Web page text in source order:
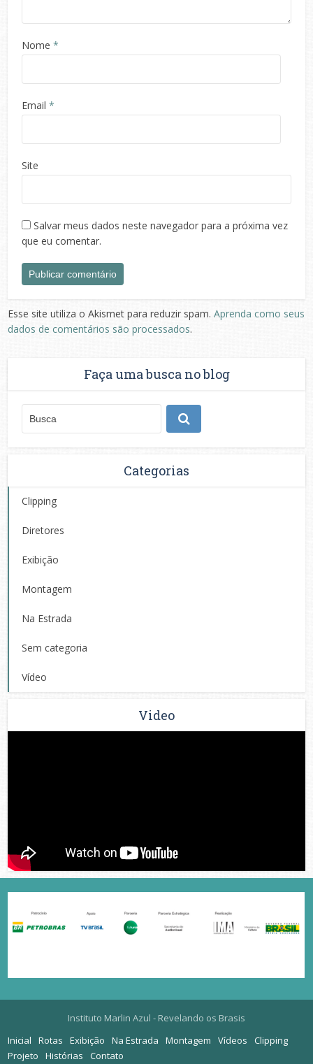
Nome *
Email *
Site
Salvar meus dados neste navegador para a próxima vez
que eu comentar.
Esse site utiliza o Akismet para reduzir spam.Aprenda como seus
dados de comentários são processados.
Faça uma busca no blog
Categorias
Clipping
Diretores
Exibição
Montagem
Na Estrada
Sem categoria
Vídeo
Video
Instituto Marlin Azul - Revelando os Brasis
Inicial
Rotas Exibição Na Estrada Montagem Vídeos
Clipping
Projeto
Histórias Contato